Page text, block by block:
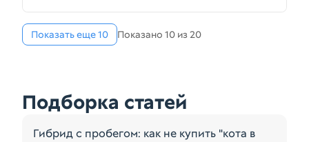
Показать еще 10 Показано 10 из 20
Подборка статей
Гибрид с пробегом: как не купить "кота в